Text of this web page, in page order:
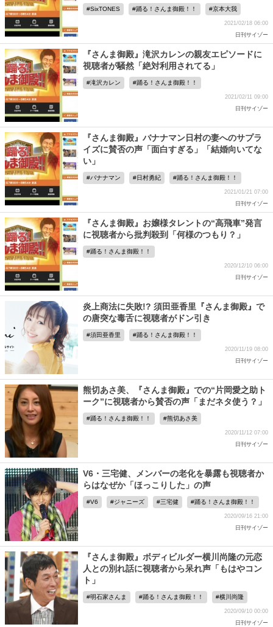
SixTONES 踊る！さんま御殿！！ 京本大我
2021/02/18 06:00
日刊サイゾー
『さんま御殿』滝沢カレンの親友エピソードに
視聴者が騒然「絶対利用されてる」
滝沢カレン 踊る！さんま御殿！！
2021/02/11 09:00
日刊サイゾー
『さんま御殿』バナナマン日村の妻へのサプラ
イズに賛否の声「面白すぎる」「結婚向いてな
い」
バナナマン 日村勇紀 踊る！さんま御殿！！
2021/01/21 07:00
日刊サイゾー
『さんま御殿』お嬢様タレントの“高飛車”発言
に視聴者から批判殺到「何様のつもり？」
踊る！さんま御殿！！
2020/12/10 06:00
日刊サイゾー
炎上商法に失敗!? 須田亜香里『さんま御殿』で
の唐突な毒舌に視聴者がドン引き
須田亜香里 踊る！さんま御殿！！
2020/11/19 08:00
日刊サイゾー
熊切あさ美、『さんま御殿』での“片岡愛之助ト
ーク”に視聴者から賛否の声「まだネタ使う？」
踊る！さんま御殿！！ 熊切あさ美
2020/11/12 07:00
日刊サイゾー
V6・三宅健、メンバーの老化を暴露も視聴者か
らはなぜか「ほっこりした」の声
V6 ジャニーズ 三宅健 踊る！さんま御殿！！
2020/09/16 21:00
日刊サイゾー
『さんま御殿』ボディビルダー横川尚隆の元恋
人との別れ話に視聴者から呆れ声「もはやコン
ト」
明石家さんま 踊る！さんま御殿！！ 横川尚隆
2020/09/10 00:00
日刊サイゾー